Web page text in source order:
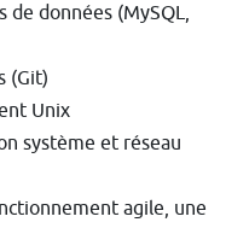
de données (MySQL,
(Git)
Unix
système et réseau
agile, une